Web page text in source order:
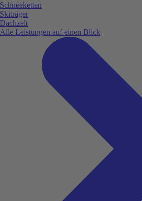
Schneeketten
Skiträger
Dachzelt
Alle Leistungen auf einen Blick